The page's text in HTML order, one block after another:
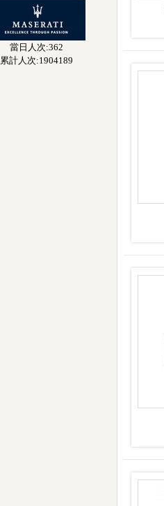
當日人次:362
累計人次:1904189